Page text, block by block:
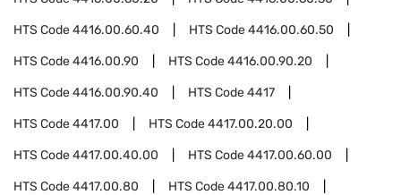
HTS Code4416.00.60.40 HTS Code4416.00.60.50
HTS Code4416.00.90 HTS Code4416.00.90.20
HTS Code4416.00.90.40 HTS Code4417
HTS Code4417.00 HTS Code4417.00.20.00
HTS Code4417.00.40.00 HTS Code4417.00.60.00
HTS Code4417.00.80 HTS Code4417.00.80.10